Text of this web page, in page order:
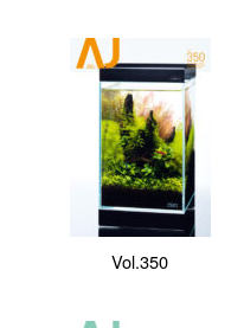
Vol.350